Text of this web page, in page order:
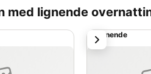
med lignende
Lignende
Neste